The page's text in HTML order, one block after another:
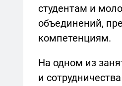
студентам и
объединений,
компетенциям.
На одном из
и